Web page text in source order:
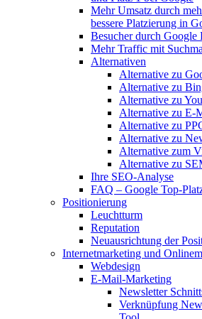
Mehr Umsatz durch
bessere Platzierung in
Besucher durch Google
Mehr Traffic mit
Alternativen
Alternative zu
Alternative zu
Alternative zu
Alternative zu E-
Alternative zu
Alternative zu
Alternative zum
Alternative zu
Ihre SEO-Analyse
FAQ – Google Top-
Positionierung
Leuchtturm
Reputation
Neuausrichtung der
Internetmarketing und
Webdesign
E-Mail-Marketing
Newsletter
Verknüpfung